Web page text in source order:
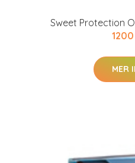
Sweet Protection
1200
MER